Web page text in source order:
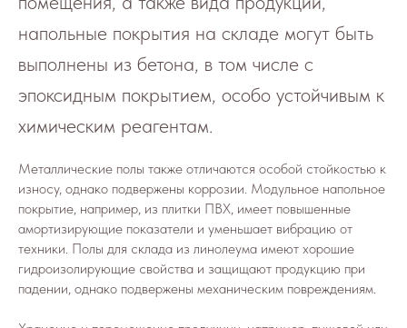
напольные покрытия на складе могут быть
выполнены из бетона, в том числе с
эпоксидным покрытием, особо устойчивым к
химическим реагентам.
Металлические полы также отличаются особой стойкостью к
износу, однако подвержены коррозии. Модульное напольное
покрытие, например, из плитки ПВХ, имеет повышенные
амортизирующие показатели и уменьшает вибрацию от
техники. Полы для склада из линолеума имеют хорошие
гидроизолирующие свойства и защищают продукцию при
падении, однако подвержены механическим повреждениям.